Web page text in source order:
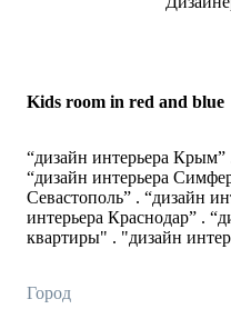
Kids room in red and blue
“дизайн интерьера Крым”
“дизайн интерьера
Севастополь” . “дизайн
интерьера Краснодар” .
квартиры" . "дизайн
Город